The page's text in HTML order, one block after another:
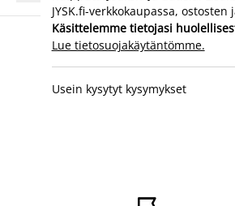
JYSK.fi-verkkokaupassa,
Käsittelemme tietojasi
Lue tietosuojakäytäntömme.
Usein kysytyt kysymykset